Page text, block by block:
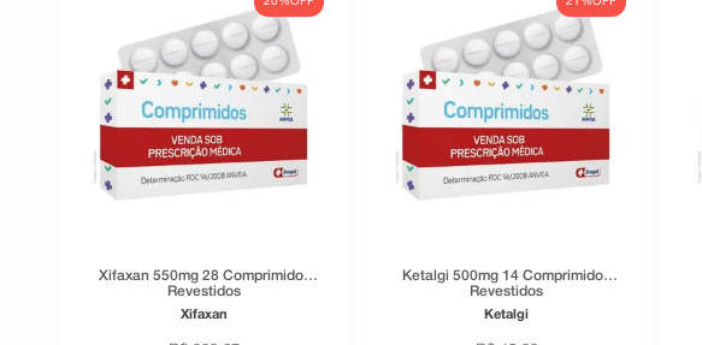
20%OFF
Xifaxan 550mg 28 Comprimidos
Revestidos
Xifaxan
21%OFF
Ketalgi 500mg 14 Comprimidos
Revestidos
Ketalgi